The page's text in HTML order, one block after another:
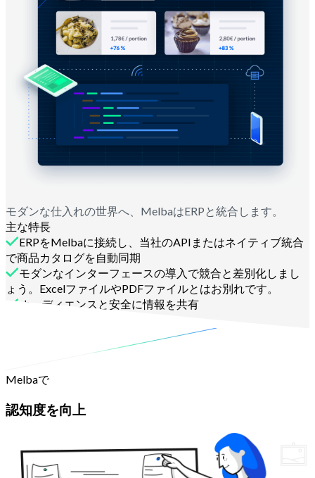
モダンな仕入れの世界へ、MelbaはERPと統合します。
主な特長
ERPをMelbaに接続し、当社のAPIまたはネイティブ統合
で商品カタログを自動同期
モダンなインターフェースの導入で競合と差別化しまし
ょう。ExcelファイルやPDFファイルとはお別れです。
オーディエンスと安全に情報を共有
Melbaで
認知度を向上